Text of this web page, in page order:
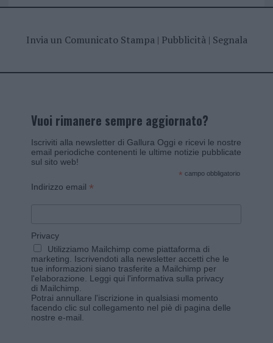
Invia un Comunicato Stampa| Pubblicità| Segnala
Vuoi rimanere sempre aggiornato?
Iscriviti alla newsletter di Gallura Oggi e ricevi le nostre
email periodiche contenenti le ultime notizie pubblicate
sul sito web!
* campo obbligatorio
Indirizzo email *
Privacy
Utilizziamo Mailchimp come piattaforma di
marketing. Iscrivendoti alla newsletter accetti che le
tue informazioni siano trasferite a Mailchimp per
l'elaborazione. Leggi qui l'informativa sulla privacy
di Mailchimp
Potrai annullare l'iscrizione in qualsiasi momento
facendo clic sul collegamento nel piè di pagina delle
nostre e-mail.